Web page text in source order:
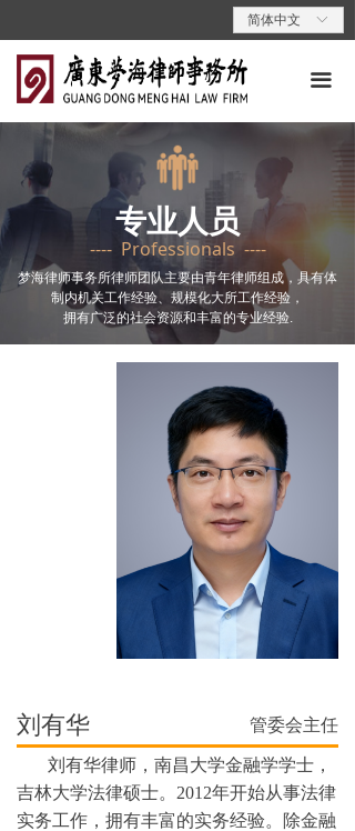
끀
关于梦海
专业领域
专业人员
梦海动态
梦海党建
梦海说法
ꀅ
简体中文
刘有华律师，南昌大学金融学学士，
吉林大学法律硕士。2012年开始从事法律
实务工作，拥有丰富的实务经验。除金融
刘有华
梦海律师事务所律师团队主要由青年律师组成，具有体
制内机关工作经验、规模化大所工作经验，
拥有广泛的社会资源和丰富的专业经验.
---- Professionals ----
专业人员
管委会主任